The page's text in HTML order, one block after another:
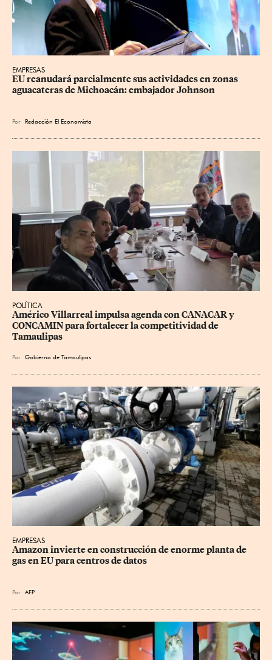
EMPRESAS
EU reanudará parcialmente sus actividades en zonas
aguacateras de Michoacán: embajador Johnson
Por Redacción El Economista
POLÍTICA
Américo Villarreal impulsa agenda con CANACAR y
CONCAMIN para fortalecer la competitividad de
Tamaulipas
Por Gobierno de Tamaulipas
EMPRESAS
Amazon invierte en construcción de enorme planta de
gas en EU para centros de datos
Por AFP